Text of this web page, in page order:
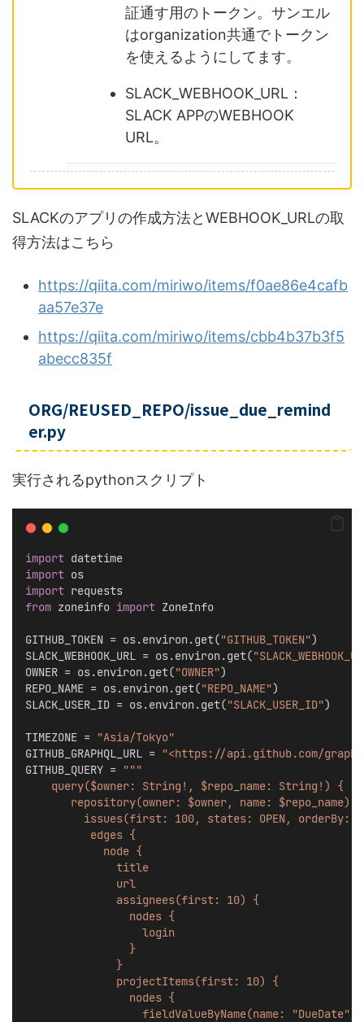
証通す用のトークン。サンエル
はorganization共通でトークン
を使えるようにしてます。
SLACK_WEBHOOK_URL：
SLACK APPのWEBHOOK
URL。
SLACKのアプリの作成方法とWEBHOOK_URLの取
得方法はこちら
https://qiita.com/miriwo/items/f0ae86e4cafb
aa57e37e
https://qiita.com/miriwo/items/cbb4b37b3f5
abecc835f
ORG/REUSED_REPO/issue_due_remind
er.py
実行されるpythonスクリプト
import datetime
import os
import requests
from zoneinfo import ZoneInfo
GITHUB_TOKEN = os.environ.get("GITHUB_TOKEN")
SLACK_WEBHOOK_URL = os.environ.get(
OWNER = os.environ.get("OWNER")
REPO_NAME = os.environ.get("REPO_NAME")
SLACK_USER_ID = os.environ.get("SLACK_USER_ID")
TIMEZONE = "Asia/Tokyo"
GITHUB_GRAPHQL_URL = "<https://api.github.com/
GITHUB_QUERY = """
    query($owner: String!, $repo_name: String!) {
       repository(owner: $owner, name: $repo_name) {
issues(first: 100, states: OPEN, orderBy:
          edges {
            node {
              title
              url
              assignees(first: 10) {
                nodes {
                  login
                }
              }
              projectItems(first: 10) {
                nodes {
fieldValueByName(name: "DueDate")